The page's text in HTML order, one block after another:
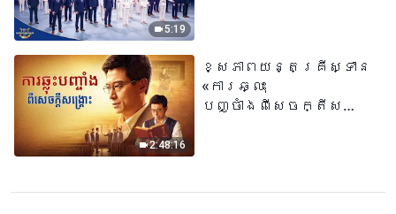
5:19
2:48:16
ខ្សែភាពយន្តគ្រីស្ទាន
«ការឆ្លុះ
បញ្ចាំងពីសេចក្តីសង្រ្គោះ»